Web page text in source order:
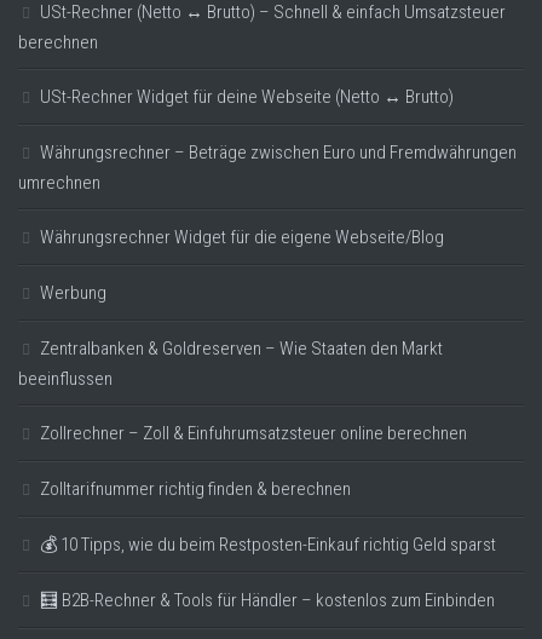
USt-Rechner (Netto ↔ Brutto) – Schnell & einfach Umsatzsteuer
berechnen
USt-Rechner Widget für deine Webseite (Netto ↔ Brutto)
Währungsrechner – Beträge zwischen Euro und Fremdwährungen
umrechnen
Währungsrechner Widget für die eigene Webseite/Blog
Werbung
Zentralbanken & Goldreserven – Wie Staaten den Markt
beeinflussen
Zollrechner – Zoll & Einfuhrumsatzsteuer online berechnen
Zolltarifnummer richtig finden & berechnen
💰 10 Tipps, wie du beim Restposten-Einkauf richtig Geld sparst
🧮 B2B-Rechner & Tools für Händler – kostenlos zum Einbinden